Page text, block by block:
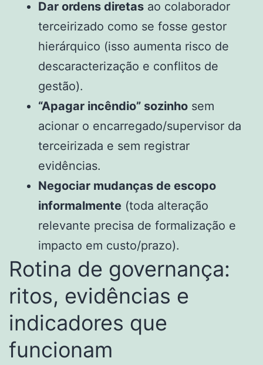
Dar ordens diretas ao colaborador
terceirizado como se fosse gestor
hierárquico (isso aumenta risco de
descaracterização e conflitos de
gestão).
“Apagar incêndio” sozinho sem
acionar o encarregado/supervisor da
terceirizada e sem registrar
evidências.
Negociar mudanças de escopo
informalmente (toda alteração
relevante precisa de formalização e
impacto em custo/prazo).
Rotina de governança:
ritos, evidências e
indicadores que
funcionam